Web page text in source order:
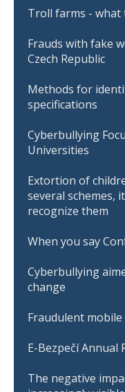
Troll farms - what
Frauds with fake
Czech Republic
Methods for
specifications
Cyberbullying
Universities
Extortion of
several schemes,
recognize them
When you say
Cyberbullying
change
Fraudulent
E-Bezpečí Annual
The negative